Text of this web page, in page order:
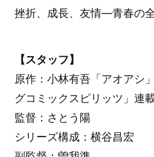
挫折、成長、友情—青春の
【スタッフ】
原作：小林有吾「アオアシ
グコミックスピリッツ」連載
監督：さとう陽
シリーズ構成：横谷昌宏